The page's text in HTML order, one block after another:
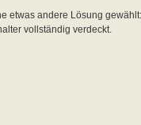
etwas andere Lösung gewählt:
vollständig verdeckt.